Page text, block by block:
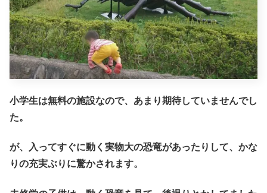
小学生は無料の施設なので、あまり期待していませんでし
た。
が、入ってすぐに動く実物大の恐竜があったりして、かな
りの充実ぶりに驚かされます。